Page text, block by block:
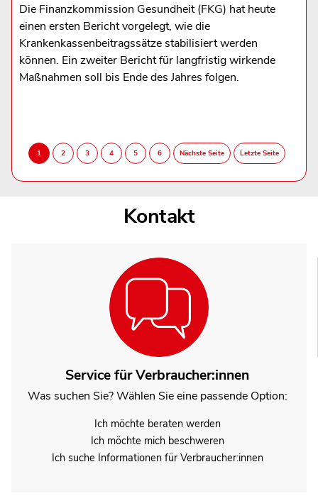
Die Finanzkommission Gesundheit (FKG) hat heute
einen ersten Bericht vorgelegt, wie die
Krankenkassenbeitragssätze stabilisiert werden
können. Ein zweiter Bericht für langfristig wirkende
Maßnahmen soll bis Ende des Jahres folgen.
Kontakt
Service für Verbraucher:innen
Was suchen Sie? Wählen Sie eine passende Option:
Ich möchte beraten werden
Ich möchte mich beschweren
Ich suche Informationen für Verbraucher:innen